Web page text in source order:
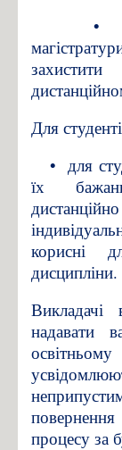
•
Для
• для
їх
корисні
дисципліни.
Викладачі
надавати
процесу за